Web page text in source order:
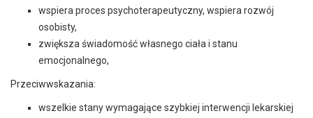
wspiera proces psychoterapeutyczny, wspiera rozwój
osobisty,
zwiększa świadomość własnego ciała i stanu
emocjonalnego,
Przeciwwskazania:
wszelkie stany wymagające szybkiej interwencji lekarskiej